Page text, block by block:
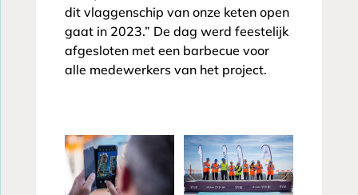
dit vlaggenschip van onze keten open
gaat in 2023.” De dag werd feestelijk
afgesloten met een barbecue voor
alle medewerkers van het project.